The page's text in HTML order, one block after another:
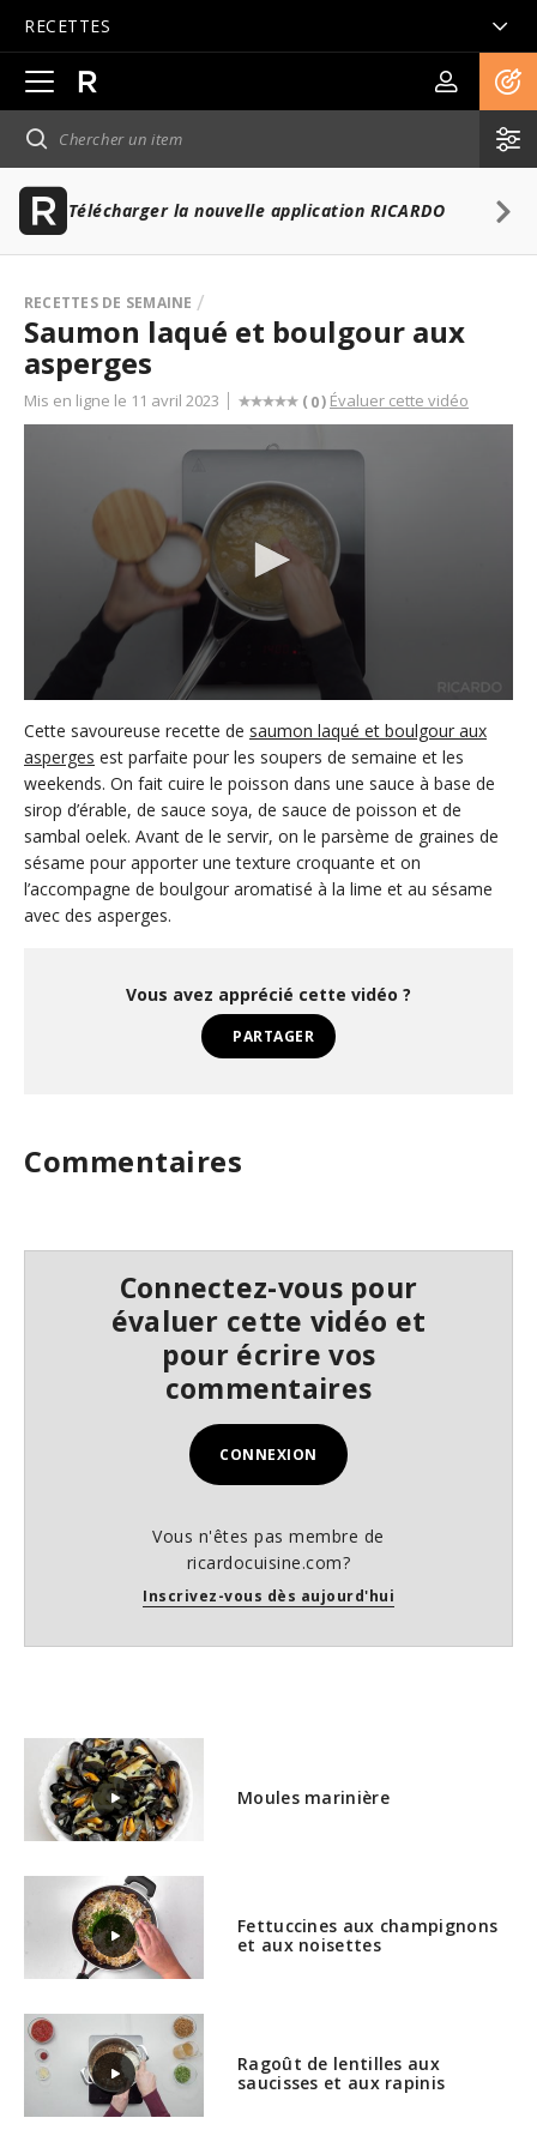
RECETTES
Ouvrir
la
navigation
principale
Télécharger la nouvelle application RICARDO
RECETTES DE SEMAINE
Saumon laqué et boulgour aux
asperges
Mis en ligne le 11 avril 2023 ( 0) Évaluer cette vidéo
s
c
o
n
d
s
o
f
1
m
o
n
Cette savoureuse recette de saumon laqué et boulgour aux
asperges est parfaite pour les soupers de semaine et les
weekends. On fait cuire le poisson dans une sauce à base de
sirop d’érable, de sauce soya, de sauce de poisson et de
sambal oelek. Avant de le servir, on le parsème de graines de
sésame pour apporter une texture croquante et on
l’accompagne de boulgour aromatisé à la lime et au sésame
avec des asperges.
Vous avez apprécié cette vidéo ?
PARTAGER
Commentaires
Connectez-vous pour
évaluer cette vidéo et
pour écrire vos
commentaires
CONNEXION
Vous n'êtes pas membre de
ricardocuisine.com?
Inscrivez-vous dès aujourd'hui
Moules marinière
Fettuccines aux champignons
et aux noisettes
Ragoût de lentilles aux
saucisses et aux rapinis